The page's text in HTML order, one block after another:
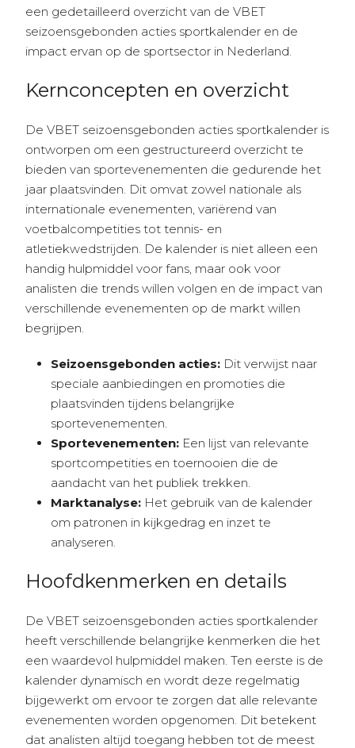
een gedetailleerd overzicht van de VBET
seizoensgebonden acties sportkalender en de
impact ervan op de sportsector in Nederland.
Kernconcepten en overzicht
De VBET seizoensgebonden acties sportkalender is
ontworpen om een gestructureerd overzicht te
bieden van sportevenementen die gedurende het
jaar plaatsvinden. Dit omvat zowel nationale als
internationale evenementen, variërend van
voetbalcompetities tot tennis- en
atletiekwedstrijden. De kalender is niet alleen een
handig hulpmiddel voor fans, maar ook voor
analisten die trends willen volgen en de impact van
verschillende evenementen op de markt willen
begrijpen.
Seizoensgebonden acties: Dit verwijst naar
speciale aanbiedingen en promoties die
plaatsvinden tijdens belangrijke
sportevenementen.
Sportevenementen: Een lijst van relevante
sportcompetities en toernooien die de
aandacht van het publiek trekken.
Marktanalyse: Het gebruik van de kalender
om patronen in kijkgedrag en inzet te
analyseren.
Hoofdkenmerken en details
De VBET seizoensgebonden acties sportkalender
heeft verschillende belangrijke kenmerken die het
een waardevol hulpmiddel maken. Ten eerste is de
kalender dynamisch en wordt deze regelmatig
bijgewerkt om ervoor te zorgen dat alle relevante
evenementen worden opgenomen. Dit betekent
dat analisten altijd toegang hebben tot de meest